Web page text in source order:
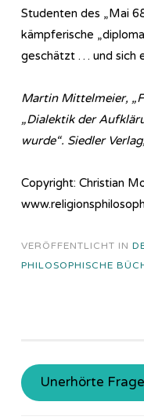
Studenten des „Mai
kämpferische
geschätzt … und sich
Martin Mittelmeier,
„Dialektik der
wurde“. Siedler
Copyright: Christian
VERÖFFENTLICHT IN
PHILOSOPHISCHE
Unerhörte